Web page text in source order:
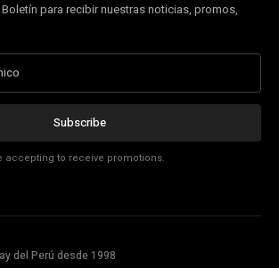
para recibir nuestras noticias, promos,
Subscribe
accepting to receive promotions.
del Perú desde 1998